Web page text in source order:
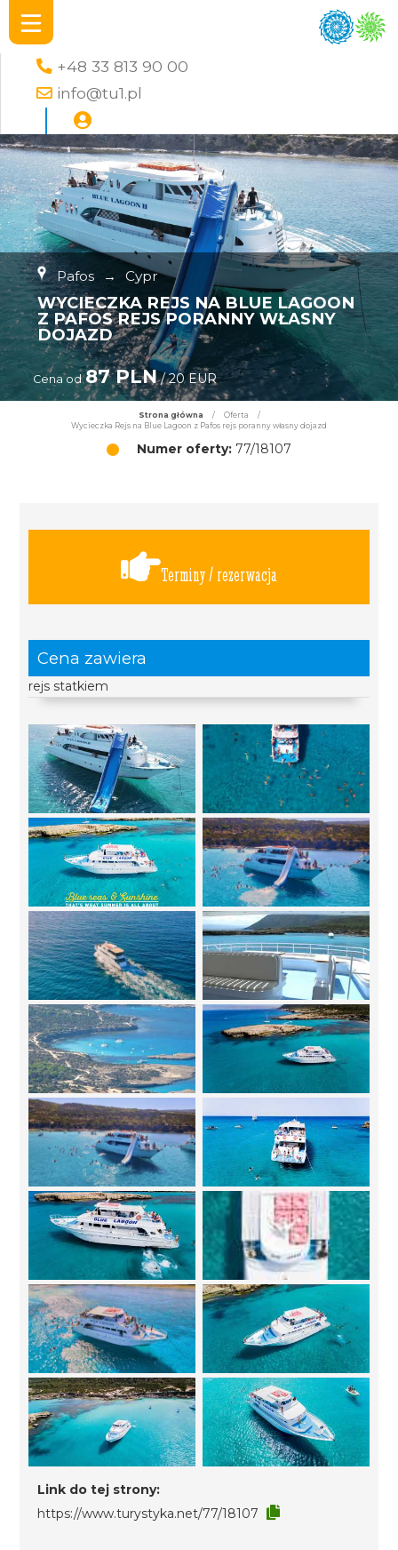
+48 33 813 90 00
info@tu1.pl
Pafos → Cypr
WYCIECZKA REJS NA BLUE LAGOON
Z PAFOS REJS PORANNY WŁASNY
DOJAZD
Cena od 87 PLN/ 20 EUR
Strona główna / Oferta
/
Wycieczka Rejs na Blue Lagoon z Pafos rejs poranny własny dojazd
Numer oferty: 77/18107
Terminy / rezerwacja
Cena zawiera
rejs statkiem
Link do tej strony:
https://www.turystyka.net/77/18107